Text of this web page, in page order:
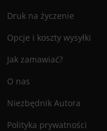
Druk na życzenie
Opcje i koszty wysyłki
Jak zamawiać?
O nas
Niezbędnik Autora
Polityka prywatności